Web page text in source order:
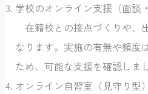
学校のオンライン支援（面談
在籍校との接点づくりや、
なります。実施の有無や頻度
ため、可能な支援を確認しま
オンライン自習室（見守り型）